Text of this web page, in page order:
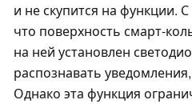
и не скупится на функции.
что поверхность смарт-
на ней установлен
распознавать
Однако эта функция